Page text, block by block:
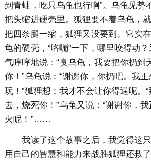
到青蛙，吃只乌龟也行啊”。乌龟见势
把头缩进硬壳里。狐狸要不着乌龟，
把四条腿一缩，狐狸又没要到。它实
龟的硬壳，“咯嘣”一下，哪里咬得动
气哼哼地说：“臭乌龟，我要把你扔到
你！”乌龟说：“谢谢你，你扔吧。我
玩！”狐狸想：我才不会让你得逞呢。
去，烧死你！”乌龟又说：“谢谢你，
火呢！”……
我读了这个故事之后，我觉得这
用自己的智慧和能力来战胜狐狸还救